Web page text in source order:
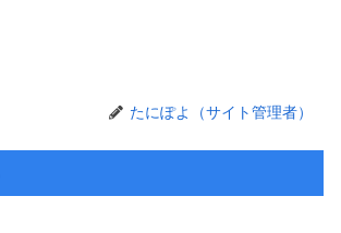
たにぽよ（サイト管理者）